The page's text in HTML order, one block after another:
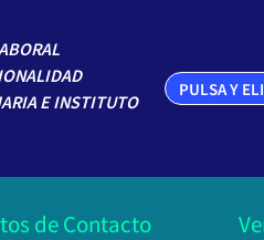
E INSTITUTO
PULSA Y
de Contacto